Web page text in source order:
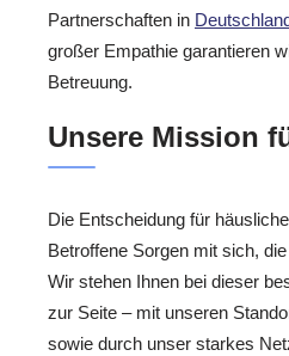
Partnerschaften in
großer Empathie garantieren
Betreuung.
Unsere Mission
Die Entscheidung für
Betroffene Sorgen mit sich,
Wir stehen Ihnen bei dieser
zur Seite – mit unseren
sowie durch unser starkes